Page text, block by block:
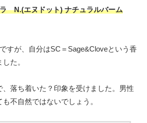
ラ N.(エヌドット)ナチュラルバーム
すが、自分はSC＝Sage&Cloveという香
た。
、落ち着いた？印象を受けました。男性
不自然ではないでしょう。